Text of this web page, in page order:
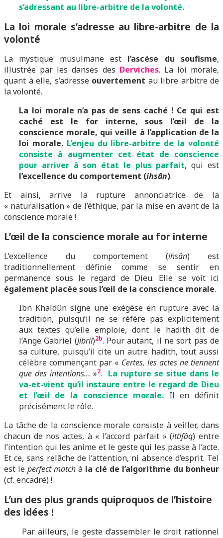
s’adressant au libre-arbitre de la volonté.
La loi morale s’adresse au libre-arbitre de la
volonté
La mystique musulmane est l’ascèse du soufisme,
illustrée par les danses des Derviches. La loi morale,
quant à elle, s’adresse ouvertement au libre arbitre de
la volonté.
La loi morale n’a pas de sens caché ! Ce qui est
caché est le for interne, sous l’œil de la
conscience morale, qui veille à l’application de la
loi morale. L’enjeu du libre-arbitre de la volonté
consiste à augmenter cet état de conscience
pour arriver à son état le plus parfait, qui est
l’excellence du comportement (ihsân).
Et ainsi, arrive la rupture annonciatrice de la
« naturalisation » de l’éthique, par la mise en avant de la
conscience morale !
L’œil de la conscience morale au for interne
L’excellence du comportement (ihsân) est
traditionnellement définie comme se sentir en
permanence sous le regard de Dieu. Elle se voit ici
également placée sous l’œil de la conscience morale.
Ibn Khaldûn signe une exégèse en rupture avec la
tradition, puisqu’il ne se réfère pas explicitement
aux textes qu’elle emploie, dont le hadith dit de
l’Ange Gabriel (Jibril)2b. Pour autant, il ne sort pas de
sa culture, puisqu’il cite un autre hadith, tout aussi
célèbre commençant par « Certes, les actes ne tiennent
que des intentions… »2. La rupture se situe dans le
va-et-vient qu’il instaure entre le regard de Dieu
et l’œil de la conscience morale. Il en définit
précisément le rôle.
La tâche de la conscience morale consiste à veiller, dans
chacun de nos actes, à « l’accord parfait » (ittifâq) entre
l’intention qui les anime et le geste qui les passe à l’acte.
Et ce, sans relâche de l’attention, ni absence d’esprit. Tel
est le perfect match à la clé de l’algorithme du bonheur
(cf. encadré) !
L’un des plus grands quiproquos de l’histoire
des idées !
Par ailleurs, le geste d’assembler le droit rationnel